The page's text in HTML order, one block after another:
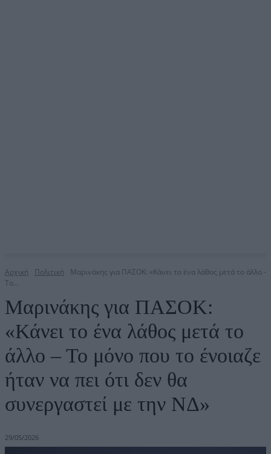
Αρχική Πολιτική
Μαρινάκης για ΠΑΣΟΚ: «Κάνει το ένα λάθος μετά το άλλο -
Το...
Μαρινάκης για ΠΑΣΟΚ:
«Κάνει το ένα λάθος μετά το
άλλο – Το μόνο που το ένοιαζε
ήταν να πει ότι δεν θα
συνεργαστεί με την ΝΔ»
29/05/2026